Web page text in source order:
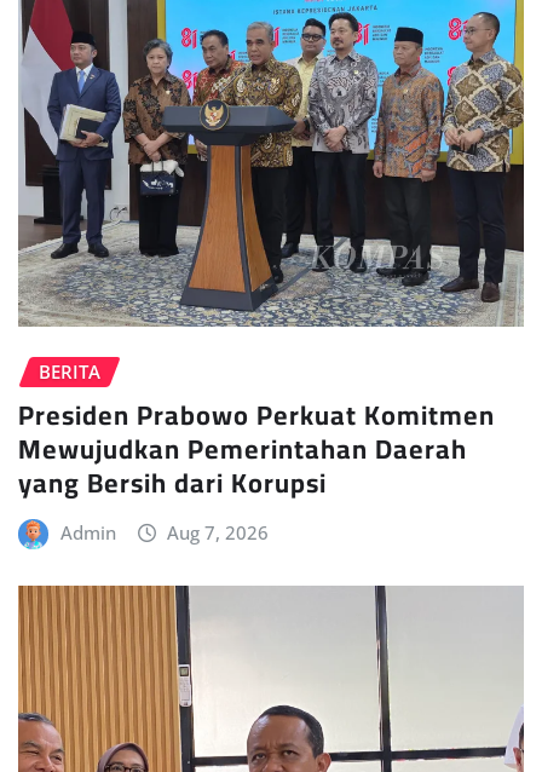
BERITA
Presiden Prabowo Perkuat Komitmen
Mewujudkan Pemerintahan Daerah
yang Bersih dari Korupsi
Admin Aug 7, 2026